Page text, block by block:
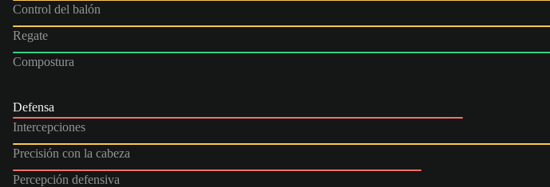
Control del balón
Regate
Compostura
Defensa
Intercepciones
Precisión con la cabeza
Percepción defensiva